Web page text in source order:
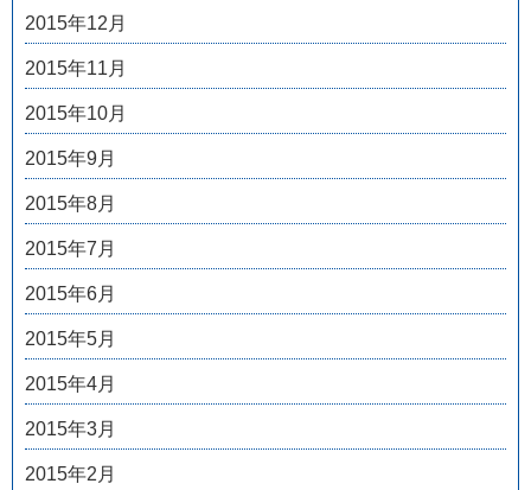
2015年12月
2015年11月
2015年10月
2015年9月
2015年8月
2015年7月
2015年6月
2015年5月
2015年4月
2015年3月
2015年2月